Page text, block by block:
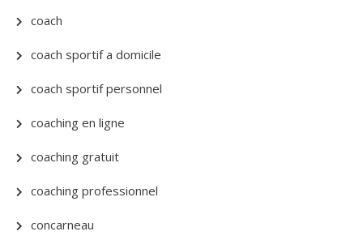
coach
coach sportif a domicile
coach sportif personnel
coaching en ligne
coaching gratuit
coaching professionnel
concarneau